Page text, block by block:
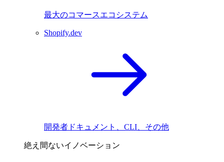
最大のコマースエコシステム
Shopify.dev
開発者ドキュメント、CLI、その他
絶え間ないイノベーション